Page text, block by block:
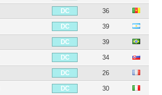
DC 36
DC 39
DC 39
DC 34
DC 26
DC 30